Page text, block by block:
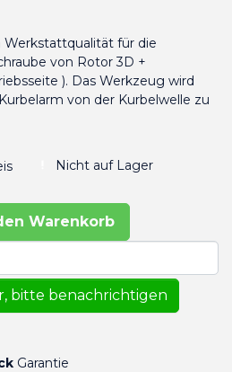
für die
von Rotor 3D +
). Das Werkzeug wird
von der Kurbelwelle zu
Nicht auf Lager
Warenkorb
bitte benachrichtigen
Garantie